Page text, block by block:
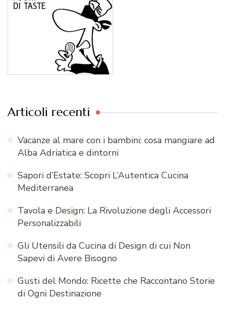
Articoli recenti
Vacanze al mare con i bambini: cosa mangiare ad
Alba Adriatica e dintorni
Sapori d’Estate: Scopri L’Autentica Cucina
Mediterranea
Tavola e Design: La Rivoluzione degli Accessori
Personalizzabili
Gli Utensili da Cucina di Design di cui Non
Sapevi di Avere Bisogno
Gusti del Mondo: Ricette che Raccontano Storie
di Ogni Destinazione